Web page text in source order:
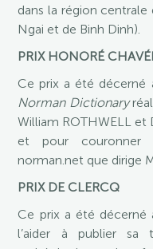
dans la région
Ngai et de Binh Dinh).
PRIX HONORÉ
Ce prix a été décerné
Norman Dictionary
William ROTHWELL et
et pour couronner
norman.net que dirige
PRIX DE CLERCQ
Ce prix a été décerné
l’aider à publier sa